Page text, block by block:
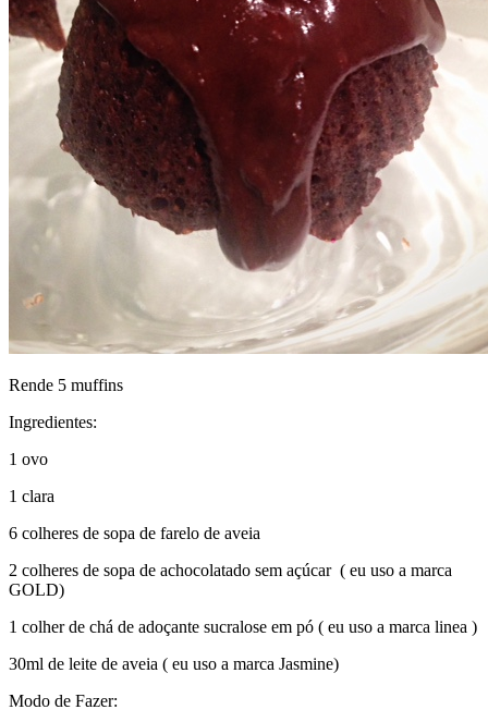
Rende 5 muffins ️
Ingredientes:
1 ovo
1 clara ️
6 colheres de sopa de farelo de aveia ️
2 colheres de sopa de achocolatado sem açúcar ️ ( eu uso a marca
GOLD)
1 colher de chá de adoçante sucralose em pó ️( eu uso a marca linea )
30ml de leite de aveia ( eu uso a marca Jasmine)
Modo de Fazer: